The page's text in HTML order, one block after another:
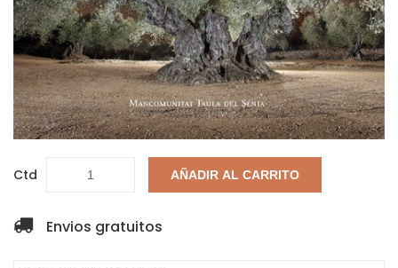
Ctd AÑADIR AL CARRITO
Envios gratuitos